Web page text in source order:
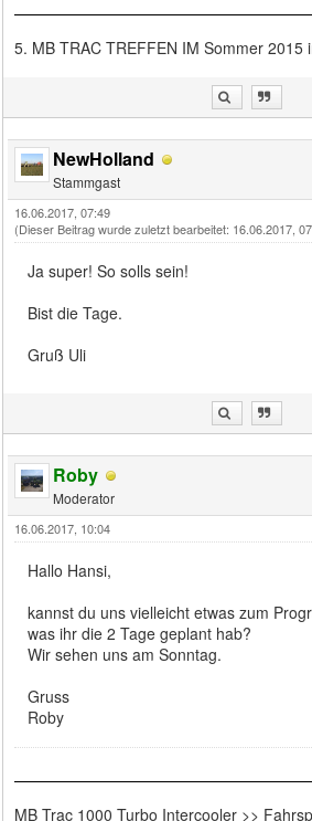
5. MB TRAC TREFFEN IM Sommer 2015
NewHolland
Stammgast
16.06.2017, 07:49
(Dieser Beitrag wurde zuletzt bearbeitet: 16.06.2017,
Ja super! So solls sein!
Bist die Tage.
Gruß Uli
Roby
Moderator
16.06.2017, 10:04
Hallo Hansi,
kannst du uns vielleicht etwas zum
was ihr die 2 Tage geplant hab?
Wir sehen uns am Sonntag.
Gruss
Roby
MB Trac 1000 Turbo Intercooler >>